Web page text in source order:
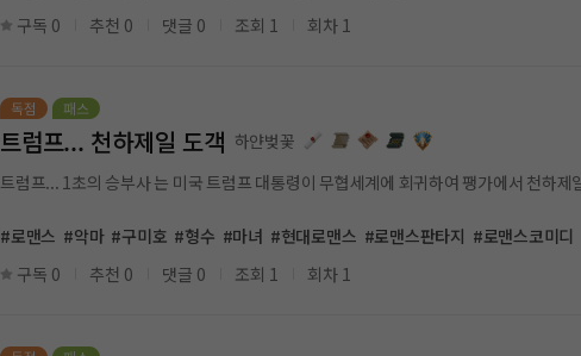
구독 0
추천 0 댓글 0 조회 1 회차 1
트럼프... 천하제일 도객 하얀벚꽃
트럼프... 1초의 승부사 는 미국 트럼프 대
#로맨스 #악마 #구미호 #형수 #마녀 #현대로맨스 #로맨스판타지 #로맨스코미디
구독 0
추천 0 댓글 0 조회 1 회차 1